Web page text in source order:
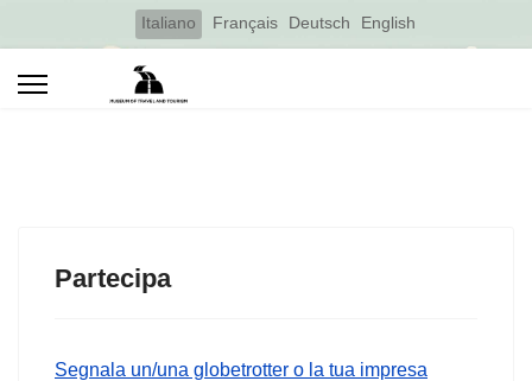
Select your language
Italiano Français Deutsch English
Partecipa
Segnala un/una globetrotter o la tua impresa